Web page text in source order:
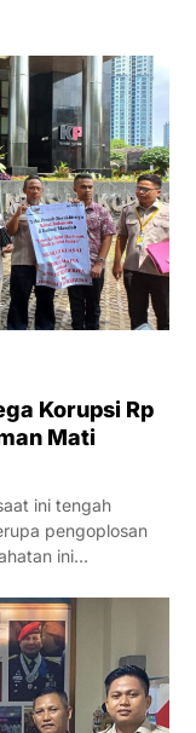
Korupsi Rp
Mati
ini tengah
pengoplosan
ini…